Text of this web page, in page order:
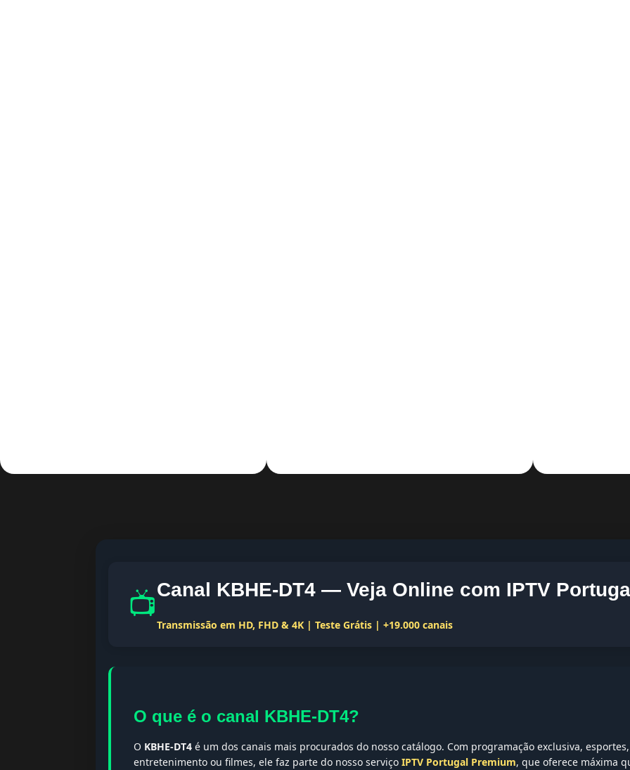
📺Canal KBHE-DT4 — Veja Online com IPTV
Transmissão em HD, FHD & 4K | Teste Grátis | +19.000 canais
O que é o canal KBHE-DT4?
O KBHE-DT4 é um dos canais mais procurados do nosso catálogo. Com programação exclusiva,
entretenimento ou filmes, ele faz parte do nosso serviço IPTV Portugal Premium, que oferece máxima